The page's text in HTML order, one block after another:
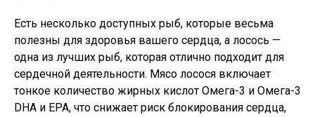
Есть несколько доступных рыб, которые весьма
полезны для здоровья вашего сердца, а лосось —
одна из лучших рыб, которая отлично подходит для
сердечной деятельности. Мясо лосося включает
тонкое количество жирных кислот Омега-3 и Омега-3
DHA и EPA, что снижает риск блокирования сердца,